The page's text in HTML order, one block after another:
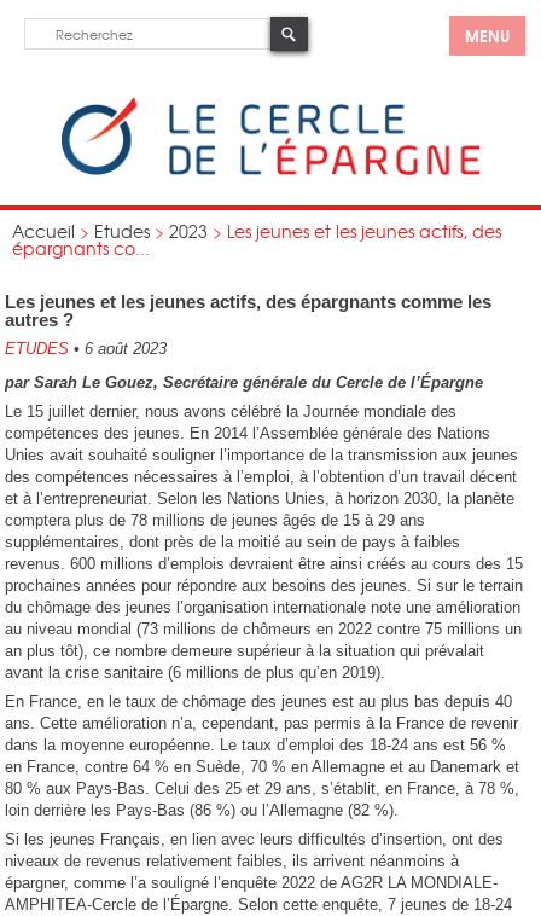
MENU
Accueil > Etudes > 2023 > Les jeunes et les jeunes actifs, des
épargnants co...
Les jeunes et les jeunes actifs, des épargnants comme les
autres ?
ETUDES • 6 août 2023
par Sarah Le Gouez, Secrétaire générale du Cercle de l’Épargne
Le 15 juillet dernier, nous avons célébré la Journée mondiale des
compétences des jeunes. En 2014 l’Assemblée générale des Nations
Unies avait souhaité souligner l’importance de la transmission aux jeunes
des compétences nécessaires à l’emploi, à l’obtention d’un travail décent
et à l’entrepreneuriat. Selon les Nations Unies, à horizon 2030, la planète
comptera plus de 78 millions de jeunes âgés de 15 à 29 ans
supplémentaires, dont près de la moitié au sein de pays à faibles
revenus. 600 millions d’emplois devraient être ainsi créés au cours des 15
prochaines années pour répondre aux besoins des jeunes. Si sur le terrain
du chômage des jeunes l’organisation internationale note une amélioration
au niveau mondial (73 millions de chômeurs en 2022 contre 75 millions un
an plus tôt), ce nombre demeure supérieur à la situation qui prévalait
avant la crise sanitaire (6 millions de plus qu’en 2019).
En France, en le taux de chômage des jeunes est au plus bas depuis 40
ans. Cette amélioration n’a, cependant, pas permis à la France de revenir
dans la moyenne européenne. Le taux d’emploi des 18-24 ans est 56 %
en France, contre 64 % en Suède, 70 % en Allemagne et au Danemark et
80 % aux Pays-Bas. Celui des 25 et 29 ans, s’établit, en France, à 78 %,
loin derrière les Pays-Bas (86 %) ou l’Allemagne (82 %).
Si les jeunes Français, en lien avec leurs difficultés d’insertion, ont des
niveaux de revenus relativement faibles, ils arrivent néanmoins à
épargner, comme l’a souligné l’enquête 2022 de AG2R LA MONDIALE-
AMPHITEA-Cercle de l’Épargne. Selon cette enquête, 7 jeunes de 18-24